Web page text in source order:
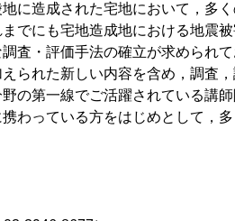
造成された宅地において，多く
でにも宅地造成地における地震
査・評価手法の確立が求められて
られた新しい内容を含め，調査
の第一線でご活躍されている講
わっている方をはじめとして，